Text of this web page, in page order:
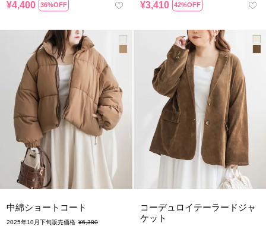
¥4,400 36%OFF ¥3,410 42%OFF
中綿ショートコート
2025年10月下旬販売価格 ¥6,380
コーデュロイテーラードジャ
ケット